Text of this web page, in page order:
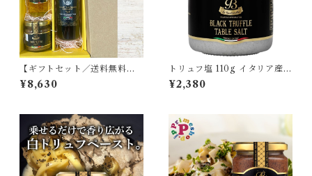
【ギフトセット／送料無料】
ラルスティケッラ 白トリュフ
オイル 100ml と 白トリュフ
50ml モデナ産
¥8,630
トリュフ塩 110g イタリア産
黒トリュフ塩 ブラックサマー
トリュフ La Rustichella
¥2,380